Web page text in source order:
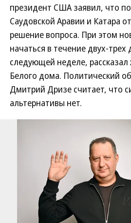
президент США заявил, что
Саудовской Аравии и Катара
решение вопроса. При этом
начаться в течение двух-трех
следующей неделе, рассказал
Белого дома. Политический
Дмитрий Дризе считает, что
альтернативы нет.